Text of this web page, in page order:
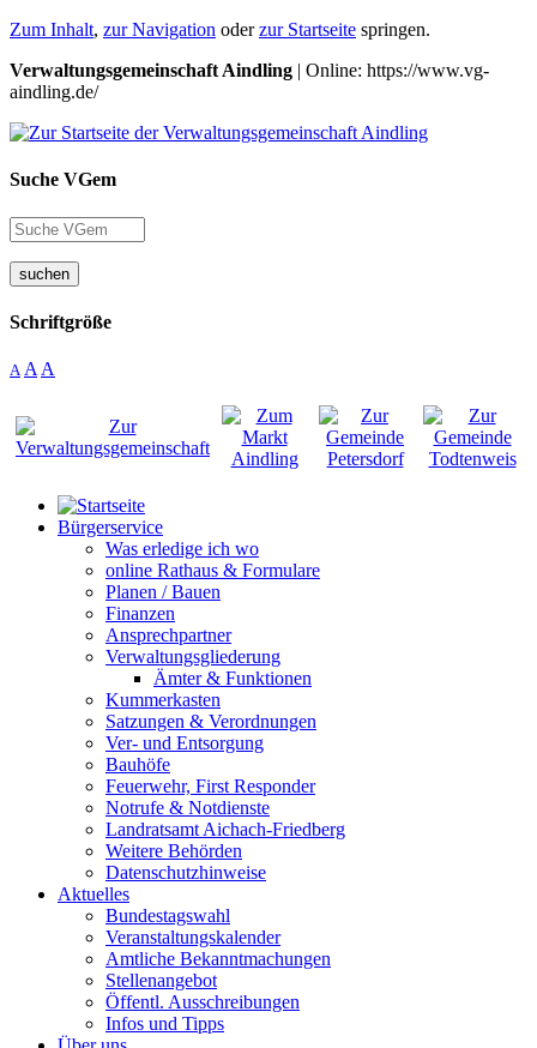
Zum Inhalt, zur Navigation oderzur Startseite springen.
Verwaltungsgemeinschaft Aindling | Online: https://www.vg-
aindling.de/
Suche VGem
suchen
Schriftgröße
A A A
Bürgerservice
Was erledige ich wo
online Rathaus & Formulare
Planen / Bauen
Finanzen
Ansprechpartner
Verwaltungsgliederung
Ämter & Funktionen
Kummerkasten
Satzungen & Verordnungen
Ver- und Entsorgung
Bauhöfe
Feuerwehr, First Responder
Notrufe & Notdienste
Landratsamt Aichach-Friedberg
Weitere Behörden
Datenschutzhinweise
Aktuelles
Bundestagswahl
Veranstaltungskalender
Amtliche Bekanntmachungen
Stellenangebot
Öffentl. Ausschreibungen
Infos und Tipps